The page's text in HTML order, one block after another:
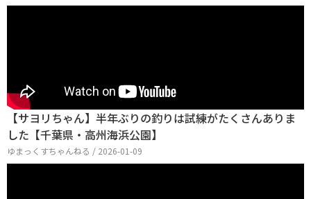
【サヨリちゃん】半年ぶりの釣りは試練がたくさんありま
した【千葉県・高州海浜公園】
ゆまっくすちゃんねる / 2026-01-09